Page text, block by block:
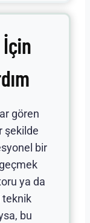
İçin
gören
şekilde
bir
ya da
teknik
bu